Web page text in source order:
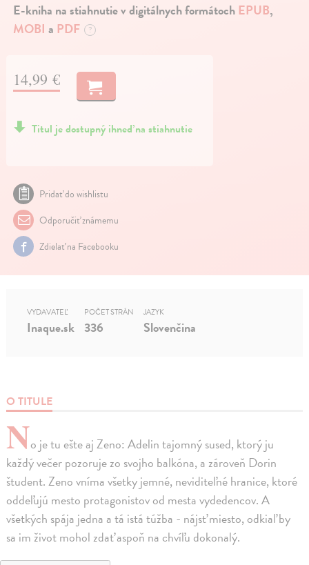
E-kniha na stiahnutie v digitálnych formátoch EPUB,
MOBI a PDF ?
14,99 €
Titul je dostupný ihneď na stiahnutie
Pridať do wishlistu
Odporučiť známemu
Zdielať na Facebooku
O TITULE
No je tu ešte aj Zeno: Adelin tajomný sused, ktorý ju
každý večer pozoruje zo svojho balkóna, a zároveň Dorin
študent. Zeno vníma všetky jemné, neviditeľné hranice, ktoré
oddeľujú mesto protagonistov od mesta vydedencov. A
všetkých spája jedna a tá istá túžba - nájsť miesto, odkiaľ by
sa im život mohol zdať aspoň na chvíľu dokonalý.
VYDAVATEĽ
Inaque.sk
POČET STRÁN
336
JAZYK
Slovenčina